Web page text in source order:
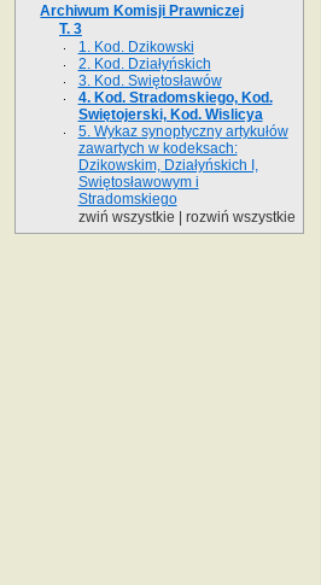
Archiwum Komisji Prawniczej
T. 3
1. Kod. Dzikowski
2. Kod. Działyńskich
3. Kod. Swiętosławów
4. Kod. Stradomskiego, Kod.
Swiętojerski, Kod. Wislicya
5. Wykaz synoptyczny artykułów
zawartych w kodeksach:
Dzikowskim, Działyńskich I,
Swiętosławowym i
Stradomskiego­
zwiń wszystkie
rozwiń wszystkie